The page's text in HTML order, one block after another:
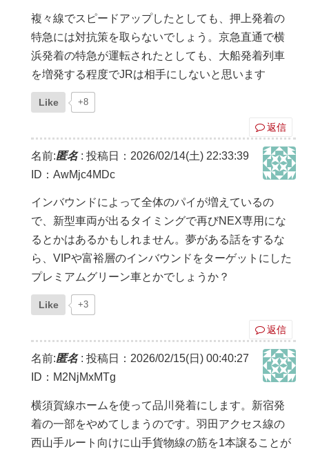
複々線でスピードアップしたとしても、押上発着の
特急には対抗策を取らないでしょう。京急直通で横
浜発着の特急が運転されたとしても、大船発着列車
を増発する程度でJRは相手にしないと思います
Like +8
返信
名前:匿名: 投稿日：2026/02/14(土) 22:33:39
ID：AwMjc4MDc
インバウンドによって全体のパイが増えているの
で、新型車両が出るタイミングで再びNEX専用にな
るとかはあるかもしれません。夢がある話をするな
ら、VIPや富裕層のインバウンドをターゲットにした
プレミアムグリーン車とかでしょうか？
Like +3
返信
名前:匿名: 投稿日：2026/02/15(日) 00:40:27
ID：M2NjMxMTg
横須賀線ホームを使って品川発着にします。新宿発
着の一部をやめてしまうのです。羽田アクセス線の
西山手ルート向けに山手貨物線の筋を1本譲ることが